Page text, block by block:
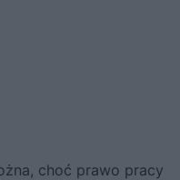
choć prawo pracy